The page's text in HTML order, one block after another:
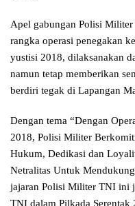
Apel gabungan Polisi
rangka operasi penegakan
yustisi 2018, dilaksanakan
namun tetap memberikan
berdiri tegak di Lapangan
Dengan tema “Dengan
2018, Polisi Militer
Hukum, Dedikasi dan
Netralitas Untuk
jajaran Polisi Militer TNI ini
TNI dalam Pilkada Serentak